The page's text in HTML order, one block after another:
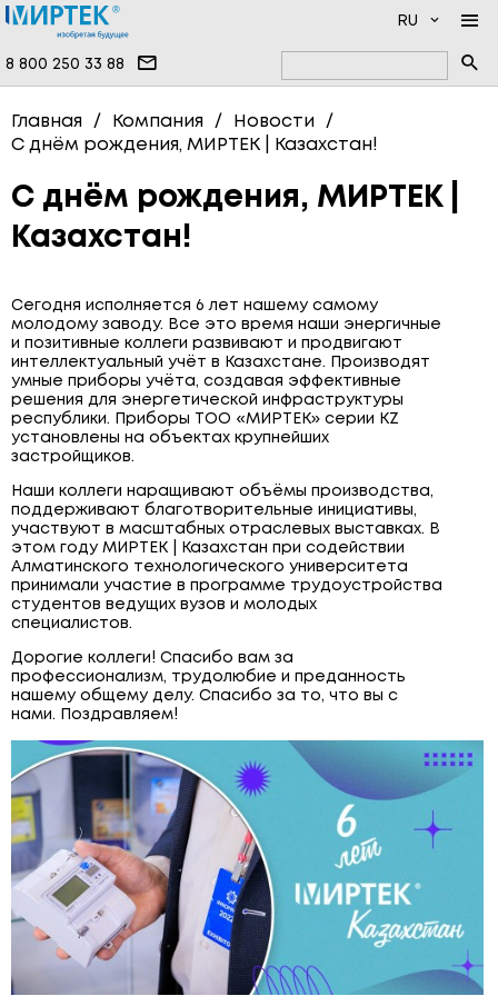
8 800 250 33 88
RU
НОВОСТИ
НАМ ДОВЕРЯЮТ
ИНФОЦЕНТР
ПРОДУКЦИЯ
ПРОГРАММНОЕ ОБЕСПЕЧЕНИЕ
ВЫСОКОВОЛЬТНЫЕ ПРИБОРЫ
ТРЁХФАЗНЫЕ СЧЁТЧИКИ
СЧЁТЧИКИ ВОДЫ
СЧЁТЧИКИ ТЕПЛА
СЧЁТЧИКИ ГАЗА
ЩИТОВОЕ ОБОРУДОВАНИЕ
ПОВЕРОЧНЫЕ УСТАНОВКИ
ДОКУМЕНТАЦИЯ
УСЛУГИ
ВОПРОСЫ И ОТВЕТЫ
Главная Компания
Новости
С днём рождения, МИРТЕК | Казахстан!
С днём рождения, МИРТЕК |
Казахстан!
Сегодня исполняется 6 лет нашему самому
молодому заводу. Все это время наши энергичные
и позитивные коллеги развивают и продвигают
интеллектуальный учёт в Казахстане. Производят
умные приборы учёта, создавая эффективные
решения для энергетической инфраструктуры
республики. Приборы ТОО «МИРТЕК» серии KZ
установлены на объектах крупнейших
застройщиков.
Наши коллеги наращивают объёмы производства,
поддерживают благотворительные инициативы,
участвуют в масштабных отраслевых выставках. В
этом году МИРТЕК | Казахстан при содействии
Алматинского технологического университета
принимали участие в программе трудоустройства
студентов ведущих вузов и молодых
специалистов.
Дорогие коллеги! Спасибо вам за
профессионализм, трудолюбие и преданность
нашему общему делу. Спасибо за то, что вы с
нами. Поздравляем!